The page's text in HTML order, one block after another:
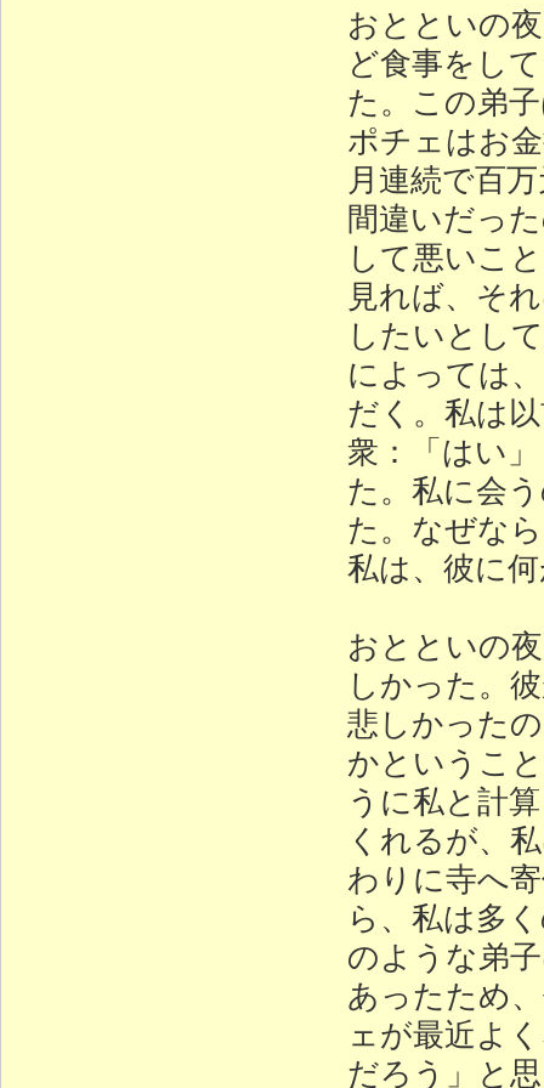
おとといの
ど食事をし
た。この弟
ポチェはお
月連続で百
間違いだっ
して悪いこ
見れば、そ
したいとし
によっては
だく。私は
衆：「はい
た。私に会
た。なぜな
私は、彼に
おとといの
しかった。
悲しかった
かというこ
うに私と計
くれるが、
わりに寺へ
ら、私は多
のような弟
あったため
ェが最近よ
だろう」と